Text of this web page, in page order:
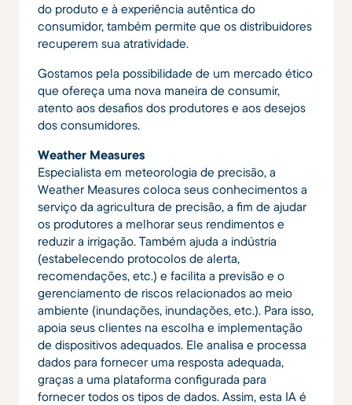
do produto e à experiência autêntica do
consumidor, também permite que os distribuidores
recuperem sua atratividade.
Gostamos pela possibilidade de um mercado ético
que ofereça uma nova maneira de consumir,
atento aos desafios dos produtores e aos desejos
dos consumidores.
Weather Measures
Especialista em meteorologia de precisão, a
Weather Measures coloca seus conhecimentos a
serviço da agricultura de precisão, a fim de ajudar
os produtores a melhorar seus rendimentos e
reduzir a irrigação. Também ajuda a indústria
(estabelecendo protocolos de alerta,
recomendações, etc.) e facilita a previsão e o
gerenciamento de riscos relacionados ao meio
ambiente (inundações, inundações, etc.). Para isso,
apoia seus clientes na escolha e implementação
de dispositivos adequados. Ele analisa e processa
dados para fornecer uma resposta adequada,
graças a uma plataforma configurada para
fornecer todos os tipos de dados. Assim, esta IA é